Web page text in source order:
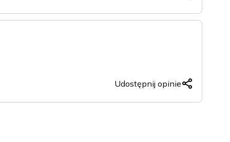
(Twitter)
(Twitter)
LinkedInUdostępnij opinie